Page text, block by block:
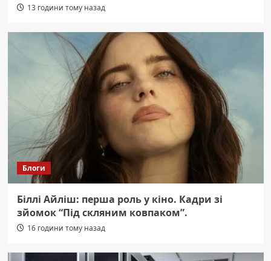
13 години тому назад
Блоги
Біллі Айліш: перша роль у кіно. Кадри зі
зйомок “Під скляним ковпаком”.
16 години тому назад